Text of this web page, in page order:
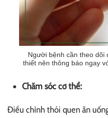
Người bệnh cần theo dõi
thiết nên thông báo ngay
Chăm sóc cơ thể:
Điều chỉnh thói quen ăn